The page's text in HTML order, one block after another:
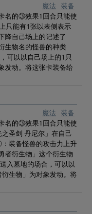
魔法 装备
名的③效果1回合只能使
只能有1张以表侧表示
降自己场上的记述了
生物名的怪兽的种类
可以以自己场上的1只
发动。将这张卡装备给
魔法 装备
名的③效果1回合只能使
圣剑 丹尼尔」在自己
装备怪兽的攻击力上升
者衍生物」这个衍生物
入墓地的场合，可以以
生物」为对象发动。将